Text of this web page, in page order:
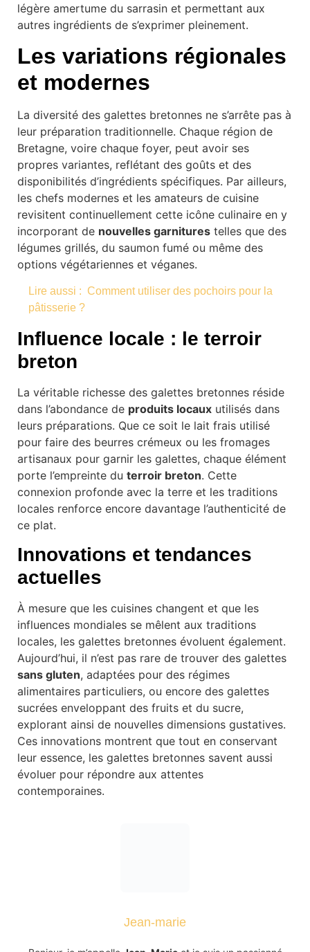
légère amertume du sarrasin et permettant aux
autres ingrédients de s’exprimer pleinement.
Les variations régionales
et modernes
La diversité des galettes bretonnes ne s’arrête pas à
leur préparation traditionnelle. Chaque région de
Bretagne, voire chaque foyer, peut avoir ses
propres variantes, reflétant des goûts et des
disponibilités d’ingrédients spécifiques. Par ailleurs,
les chefs modernes et les amateurs de cuisine
revisitent continuellement cette icône culinaire en y
incorporant de nouvelles garnitures telles que des
légumes grillés, du saumon fumé ou même des
options végétariennes et véganes.
Lire aussi : Comment utiliser des pochoirs pour la
pâtisserie ?
Influence locale : le terroir
breton
La véritable richesse des galettes bretonnes réside
dans l’abondance de produits locaux utilisés dans
leurs préparations. Que ce soit le lait frais utilisé
pour faire des beurres crémeux ou les fromages
artisanaux pour garnir les galettes, chaque élément
porte l’empreinte du terroir breton. Cette
connexion profonde avec la terre et les traditions
locales renforce encore davantage l’authenticité de
ce plat.
Innovations et tendances
actuelles
À mesure que les cuisines changent et que les
influences mondiales se mêlent aux traditions
locales, les galettes bretonnes évoluent également.
Aujourd’hui, il n’est pas rare de trouver des galettes
sans gluten, adaptées pour des régimes
alimentaires particuliers, ou encore des galettes
sucrées enveloppant des fruits et du sucre,
explorant ainsi de nouvelles dimensions gustatives.
Ces innovations montrent que tout en conservant
leur essence, les galettes bretonnes savent aussi
évoluer pour répondre aux attentes
contemporaines.
Jean-marie